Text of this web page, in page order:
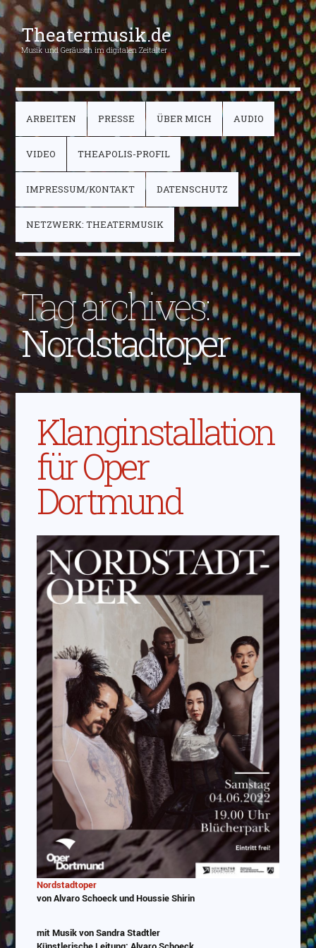
Theatermusik.de
Musik und Geräusch im digitalen Zeitalter
ARBEITEN PRESSE ÜBER MICH AUDIO
VIDEO THEAPOLIS-PROFIL
IMPRESSUM/KONTAKT DATENSCHUTZ
NETZWERK: THEATERMUSIK
Tag archives:
Nordstadtoper
Klanginstallation
für Oper
Dortmund
Nordstadtoper
von Alvaro Schoeck und Houssie Shirin
mit Musik von Sandra Stadtler